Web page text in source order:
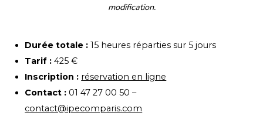
modification.
Durée totale : 15 heures réparties sur 5 jours
Tarif : 425 €
Inscription : réservation en ligne
Contact : 01 47 27 00 50 –
contact@ipecomparis.com